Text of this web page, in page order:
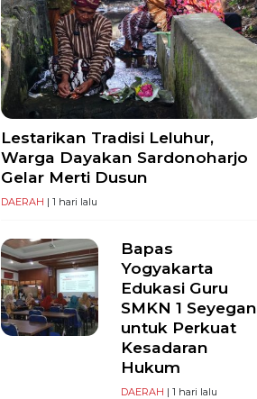
Lestarikan Tradisi Leluhur,
Warga Dayakan Sardonoharjo
Gelar Merti Dusun
DAERAH | 1 hari lalu
Bapas
Yogyakarta
Edukasi Guru
SMKN 1 Seyegan
untuk Perkuat
Kesadaran
Hukum
DAERAH | 1 hari lalu